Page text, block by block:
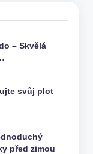
– Skvělá
svůj plot
před zimou